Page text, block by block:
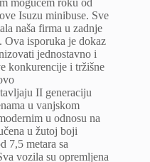
mogućem roku od
Isuzu minibuse. Sve
naša firma u zadnje
Ova isporuka je dokaz
jednostavno i
konkurencije i tržišne
II generaciju
u vanjskom
u odnosu na
u žutoj boji
7,5 metara sa
vozila su opremljena